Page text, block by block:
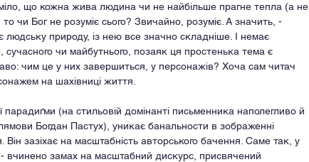
що кожна жива людина чи не найбільше прагне тепла (а не
чи Бог не розуміє сього? Звичайно, розуміє. А значить, -
природу, із нею все значно складніше. І немає
чи майбутнього, позаяк ця простенька тема є
чим це у них завершиться, у персонажів? Хоча сам читач
на шахівниці життя.
(на стильовій домінанті письменника наполегливо й
Богдан Пастух), уникає банальности в зображенні
Він зазіхає на масштабність авторського бачення. Саме так, у
- вчинено замах на масштабний дискурс, присвячений